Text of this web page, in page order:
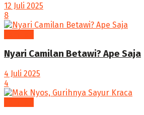
12 Juli 2025
8
Nyari Camilan Betawi? Ape Saja
4 Juli 2025
4